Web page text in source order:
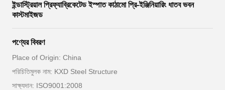
ইন্ডাস্ট্রিয়াল প্রিফ্যাব্রিকেটেড ইস্পাত কাঠামো প্রি-ইঞ্জিনিয়ারিং ধাতব ভবন
কাস্টমাইজড
পণ্যের বিবরণ
Place of Origin: China
পরিচিতিমুলক নাম: KXD Steel Structure
সাক্ষ্যদান: ISO9001:2008